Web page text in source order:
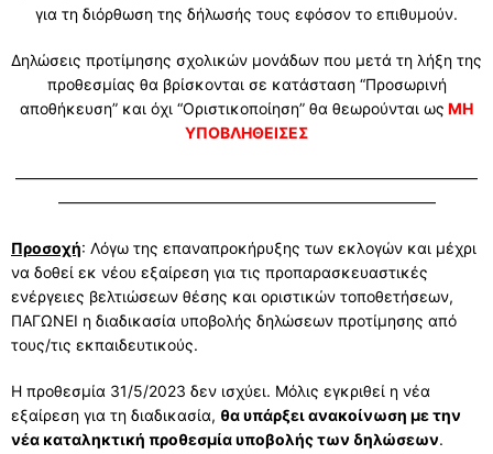
για τη διόρθωση της δήλωσής τους εφόσον το επιθυμούν.
Δηλώσεις προτίμησης σχολικών μονάδων που μετά τη λήξη της
προθεσμίας θα βρίσκονται σε κατάσταση “Προσωρινή
αποθήκευση” και όχι “Οριστικοποίηση” θα θεωρούνται ως ΜΗ
ΥΠΟΒΛΗΘΕΙΣΕΣ
——————————————————————————————
————————————————————————–
Προσοχή: Λόγω της επαναπροκήρυξης των εκλογών και μέχρι
να δοθεί εκ νέου εξαίρεση για τις προπαρασκευαστικές
ενέργειες βελτιώσεων θέσης και οριστικών τοποθετήσεων,
ΠΑΓΩΝΕΙ η διαδικασία υποβολής δηλώσεων προτίμησης από
τους/τις εκπαιδευτικούς.
Η προθεσμία 31/5/2023 δεν ισχύει. Μόλις εγκριθεί η νέα
εξαίρεση για τη διαδικασία, θα υπάρξει ανακοίνωση με την
νέα καταληκτική προθεσμία υποβολής των δηλώσεων.